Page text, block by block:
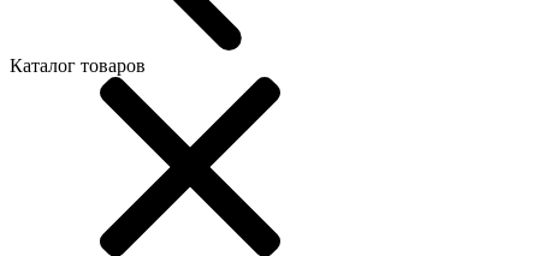
Каталог товаров